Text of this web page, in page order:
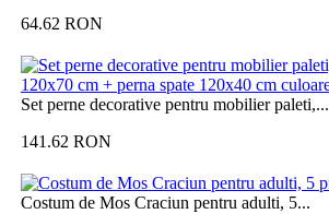
64.62 RON
Set perne decorative pentru mobilier paleti,...
141.62 RON
Costum de Mos Craciun pentru adulti, 5...